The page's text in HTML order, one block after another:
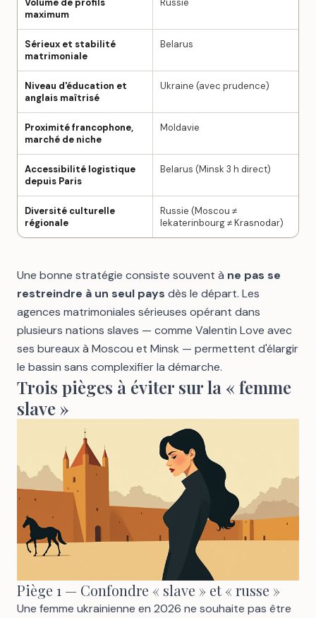
Volume de profils
maximum
Russie
Sérieux et stabilité
matrimoniale
Belarus
Niveau d'éducation et
anglais maîtrisé
Ukraine (avec prudence)
Proximité francophone,
marché de niche
Moldavie
Accessibilité logistique
depuis Paris
Belarus (Minsk 3 h direct)
Diversité culturelle
régionale
Russie (Moscou ≠
Iekaterinbourg ≠ Krasnodar)
Une bonne stratégie consiste souvent à ne pas se
restreindre à un seul pays dès le départ. Les
agences matrimoniales sérieuses opérant dans
plusieurs nations slaves — comme Valentin Love avec
ses bureaux à Moscou et Minsk — permettent d'élargir
le bassin sans complexifier la démarche.
Trois pièges à éviter sur la « femme
slave »
Piège 1 — Confondre « slave » et « russe »
Une femme ukrainienne en 2026 ne souhaite pas être